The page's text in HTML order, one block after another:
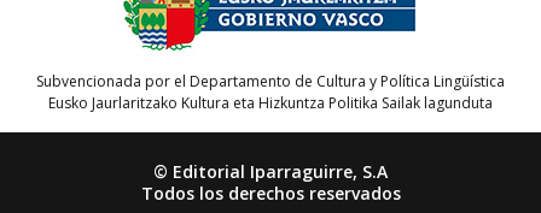
Subvencionada por el Departamento de Cultura y Política Lingüística
Eusko Jaurlaritzako Kultura eta Hizkuntza Politika Sailak lagunduta
© Editorial Iparraguirre, S.A
Todos los derechos reservados